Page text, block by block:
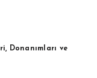
Donanımları ve